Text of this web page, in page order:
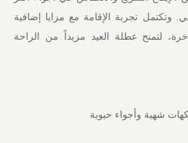
وتكتمل تجربة الإقامة مع مزايا إضافية
لتمنح عطلة العيد مزيداً من الراحة
شهية وأجواء حيوية